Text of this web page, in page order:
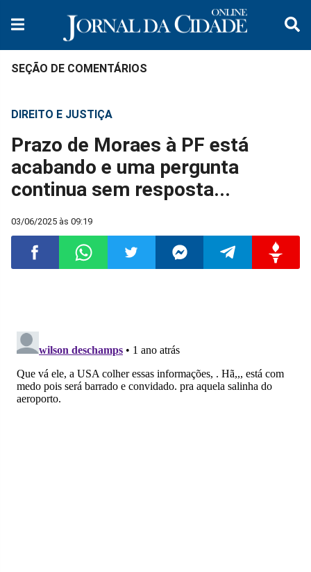
SEÇÃO DE COMENTÁRIOS
DIREITO E JUSTIÇA
Prazo de Moraes à PF está
acabando e uma pergunta
continua sem resposta...
03/06/2025 às 09:19
no
FacebookWhatsappTwitter MessengerTelegramGettr